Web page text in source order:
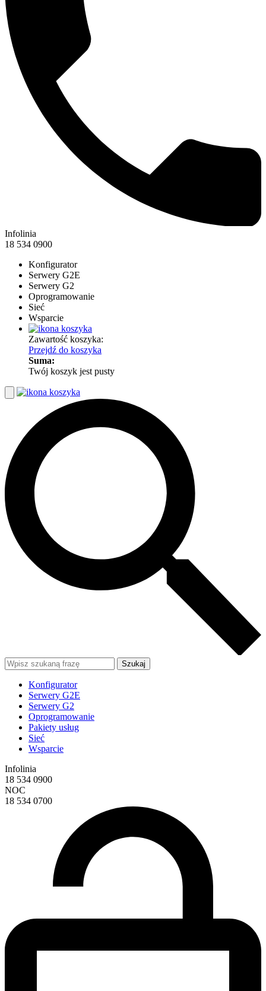
Infolinia
18 534 0900
Konfigurator
Serwery G2E
Serwery G2
Oprogramowanie
Sieć
Wsparcie
Zawartość koszyka:
Przejdź do koszyka
Suma:
Twój koszyk jest pusty
Szukaj
Konfigurator
Serwery G2E
Serwery G2
Oprogramowanie
Pakiety usług
Sieć
Wsparcie
Infolinia
18 534 0900
NOC
18 534 0700